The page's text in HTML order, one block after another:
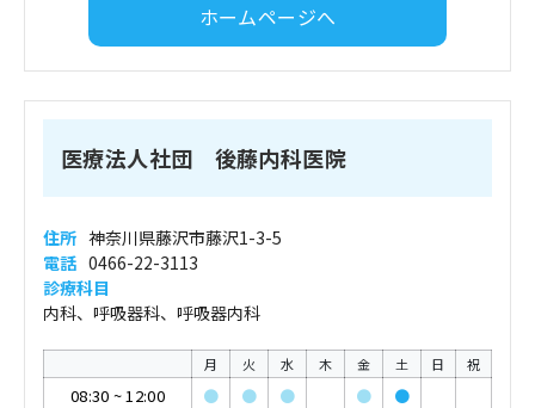
ホームページへ
医療法人社団 後藤内科医院
住所 神奈川県藤沢市藤沢1-3-5
電話 0466-22-3113
診療科目
内科、呼吸器科、呼吸器内科
月 火 水 木 金 土 日 祝
08:30 ~12:00 ● ● ● ●
●